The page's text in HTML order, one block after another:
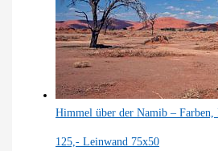
Himmel über der Namib – Farben,
125,- Leinwand 75x50